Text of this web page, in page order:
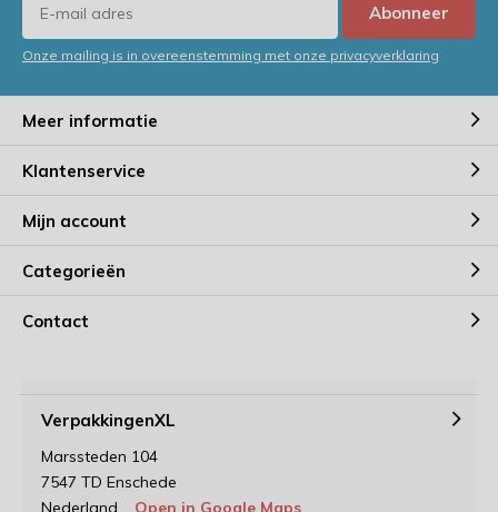
Abonneer
Onze mailing is in overeenstemming met onze privacyverklaring
Meer informatie
Klantenservice
Mijn account
Categorieën
Contact
VerpakkingenXL
Marssteden 104
7547 TD Enschede
Nederland
Open in Google Maps